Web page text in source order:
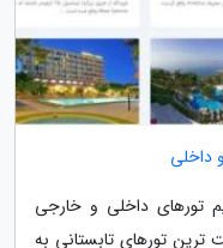
داخلی
تورهای داخلی و خارجی
ترین تورهای تابستانی به